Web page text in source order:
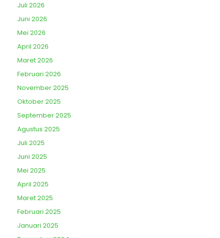
Juli 2026
Juni 2026
Mei 2026
April 2026
Maret 2026
Februari 2026
November 2025
Oktober 2025
September 2025
Agustus 2025
Juli 2025
Juni 2025
Mei 2025
April 2025
Maret 2025
Februari 2025
Januari 2025